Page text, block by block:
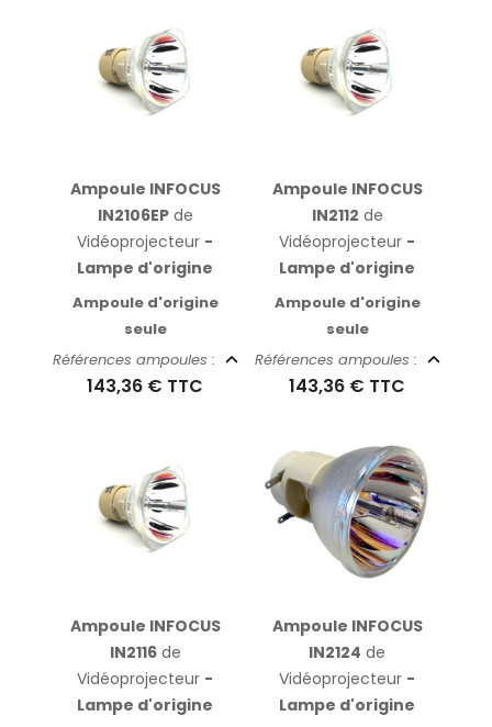
Ampoule INFOCUS
IN2106EPde
Vidéoprojecteur -
Lampe d'origine
Ampoule d'origine
seule
Références ampoules :
143,36 € TTC
Ampoule INFOCUS
IN2112 de
Vidéoprojecteur -
Lampe d'origine
Ampoule d'origine
seule
Références ampoules :
143,36 € TTC
Ampoule INFOCUS
IN2116de
Vidéoprojecteur -
Lampe d'origine
Ampoule INFOCUS
IN2124 de
Vidéoprojecteur -
Lampe d'origine